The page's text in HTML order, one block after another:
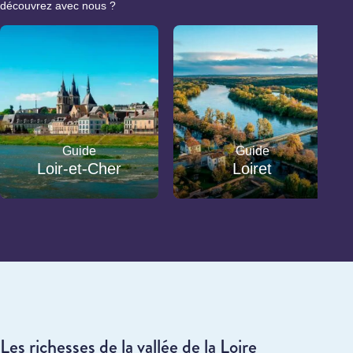
découvrez avec nous ?
Guide
Loir-et-Cher
Guide
Loiret
Les richesses de la vallée de la Loire